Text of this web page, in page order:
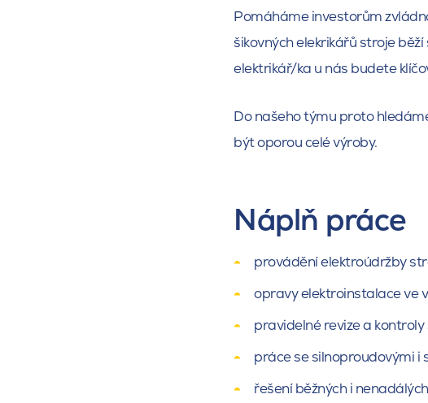
Pomáháme investorům
šikovných elekrikářů stroje
elektrikář/ka u nás budete
Do našeho týmu proto
být oporou celé výroby.
Náplň práce
provádění elektroúdržby
opravy elektroinstalace ve
pravidelné revize a kontroly
práce se silnoproudovými i
řešení běžných i